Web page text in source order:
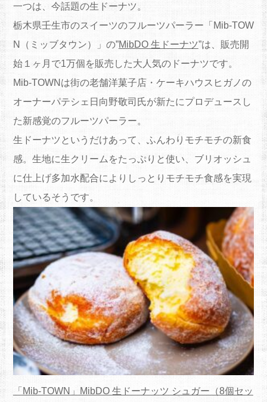
一つは、今話題の生ドーナツ 。
栃木県壬生市のスイーツのフルーツパーラー「Mib-TOW
N（ ミッブタウン）」の”MibDO 生ドーナツ”は、販売開
始１ヶ月で1万個を販売した大人気のドーナツです。
Mib-TOWNは街の老舗洋菓子店・ケーキハウスヒガノの
オーナーパテシ ェ日向野敬司氏が新たにプロデュースし
た新感覚のフルーツパーラー。
生ドーナツというだけあって、ふんわりモチモチの新食
感。生地に生クリームをたっぷりと使い、 ブリオッシュ
に仕上げ多加水配合によりしっとりモチモチ食感を実現
しているそうです。
「Mib-TOWN」MibDO 生ドーナッツ シュガー（8個セッ